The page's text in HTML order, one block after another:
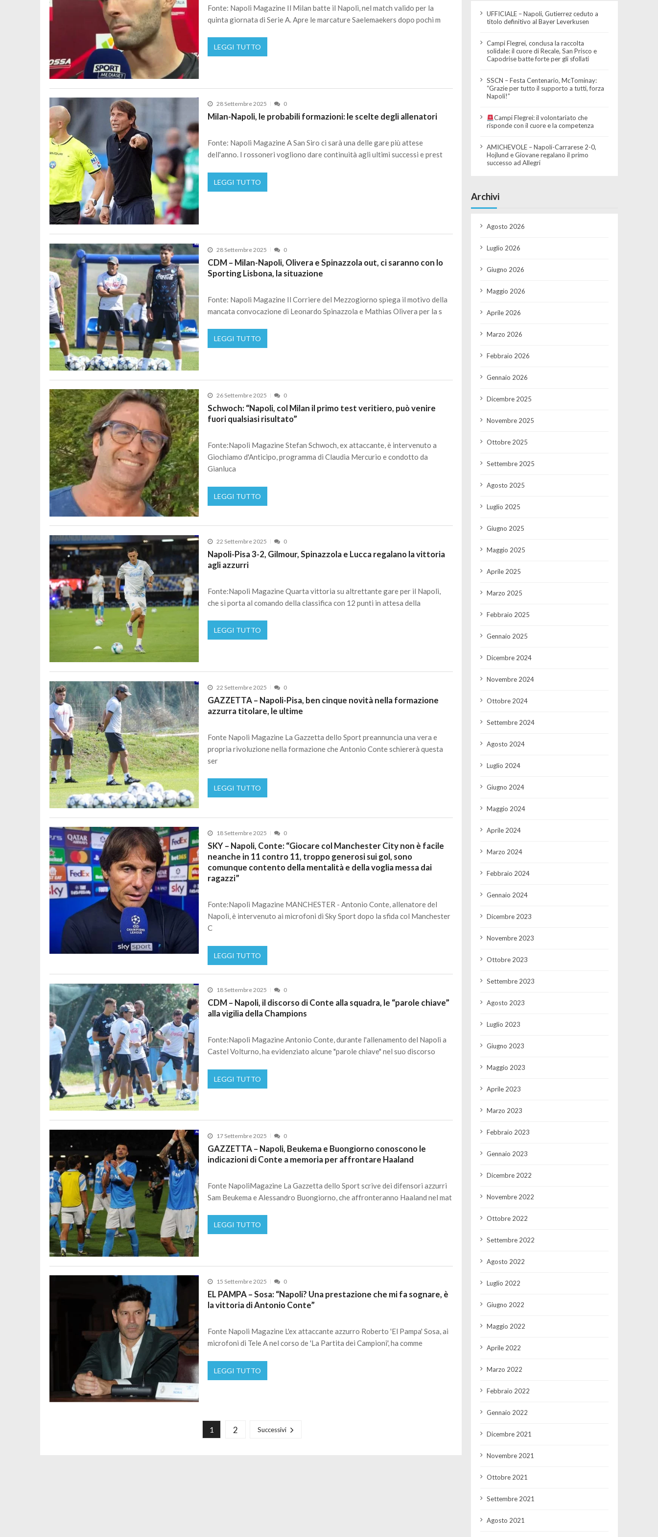
Fonte: Napoli Magazine Il Milan batte il Napoli, nel match valido per la
quinta giornata di Serie A. Apre le marcature Saelemaekers dopo pochi m
LEGGI TUTTO
28 Settembre 2025 0
Milan-Napoli, le probabili formazioni: le scelte degli allenatori
Fonte: Napoli Magazine A San Siro ci sarà una delle gare più attese
dell'anno. I rossoneri vogliono dare continuità agli ultimi successi e prest
LEGGI TUTTO
28 Settembre 2025 0
CDM – Milan-Napoli, Olivera e Spinazzola out, ci saranno con lo
Sporting Lisbona, la situazione
Fonte: Napoli Magazine Il Corriere del Mezzogiorno spiega il motivo della
mancata convocazione di Leonardo Spinazzola e Mathias Olivera per la s
LEGGI TUTTO
26 Settembre 2025 0
Schwoch: “Napoli, col Milan il primo test veritiero, può venire
fuori qualsiasi risultato”
Fonte:Napoli Magazine Stefan Schwoch, ex attaccante, è intervenuto a
Giochiamo d'Anticipo, programma di Claudia Mercurio e condotto da
Gianluca
LEGGI TUTTO
22 Settembre 2025 0
Napoli-Pisa 3-2, Gilmour, Spinazzola e Lucca regalano la vittoria
agli azzurri
Fonte:Napoli Magazine Quarta vittoria su altrettante gare per il Napoli,
che si porta al comando della classifica con 12 punti in attesa della
LEGGI TUTTO
22 Settembre 2025 0
GAZZETTA – Napoli-Pisa, ben cinque novità nella formazione
azzurra titolare, le ultime
Fonte Napoli Magazine La Gazzetta dello Sport preannuncia una vera e
propria rivoluzione nella formazione che Antonio Conte schiererà questa
ser
LEGGI TUTTO
18 Settembre 2025 0
SKY – Napoli, Conte: “Giocare col Manchester City non è facile
neanche in 11 contro 11, troppo generosi sui gol, sono
comunque contento della mentalità e della voglia messa dai
ragazzi”
Fonte:Napoli Magazine MANCHESTER - Antonio Conte, allenatore del
Napoli, è intervenuto ai microfoni di Sky Sport dopo la sfida col Manchester
C
LEGGI TUTTO
18 Settembre 2025 0
CDM – Napoli, il discorso di Conte alla squadra, le “parole chiave”
alla vigilia della Champions
Fonte:Napoli Magazine Antonio Conte, durante l'allenamento del Napoli a
Castel Volturno, ha evidenziato alcune "parole chiave" nel suo discorso
LEGGI TUTTO
17 Settembre 2025 0
GAZZETTA – Napoli, Beukema e Buongiorno conoscono le
indicazioni di Conte a memoria per affrontare Haaland
Fonte NapoliMagazine La Gazzetta dello Sport scrive dei difensori azzurri
Sam Beukema e Alessandro Buongiorno, che affronteranno Haaland nel mat
LEGGI TUTTO
15 Settembre 2025 0
EL PAMPA – Sosa: “Napoli? Una prestazione che mi fa sognare, è
la vittoria di Antonio Conte”
Fonte Napoli Magazine L'ex attaccante azzurro Roberto 'El Pampa' Sosa, ai
microfoni di Tele A nel corso de 'La Partita dei Campioni', ha comme
LEGGI TUTTO
1 2 Successivi
UFFICIALE – Napoli, Gutierrez ceduto a
titolo definitivo al Bayer Leverkusen
Campi Flegrei, conclusa la raccolta
solidale: il cuore di Recale, San Prisco e
Capodrise batte forte per gli sfollati
SSCN – Festa Centenario, McTominay:
“Grazie per tutto il supporto a tutti, forza
Napoli!”
Campi Flegrei: il volontariato che
risponde con il cuore e la competenza
AMICHEVOLE – Napoli-Carrarese 2-0,
Hojlund e Giovane regalano il primo
successo ad Allegri
Archivi
Agosto 2026
Luglio 2026
Giugno 2026
Maggio 2026
Aprile 2026
Marzo 2026
Febbraio 2026
Gennaio 2026
Dicembre 2025
Novembre 2025
Ottobre 2025
Settembre 2025
Agosto 2025
Luglio 2025
Giugno 2025
Maggio 2025
Aprile 2025
Marzo 2025
Febbraio 2025
Gennaio 2025
Dicembre 2024
Novembre 2024
Ottobre 2024
Settembre 2024
Agosto 2024
Luglio 2024
Giugno 2024
Maggio 2024
Aprile 2024
Marzo 2024
Febbraio 2024
Gennaio 2024
Dicembre 2023
Novembre 2023
Ottobre 2023
Settembre 2023
Agosto 2023
Luglio 2023
Giugno 2023
Maggio 2023
Aprile 2023
Marzo 2023
Febbraio 2023
Gennaio 2023
Dicembre 2022
Novembre 2022
Ottobre 2022
Settembre 2022
Agosto 2022
Luglio 2022
Giugno 2022
Maggio 2022
Aprile 2022
Marzo 2022
Febbraio 2022
Gennaio 2022
Dicembre 2021
Novembre 2021
Ottobre 2021
Settembre 2021
Agosto 2021